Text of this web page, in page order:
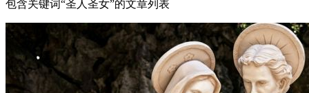
包含关键词“圣人圣女”的文章列表